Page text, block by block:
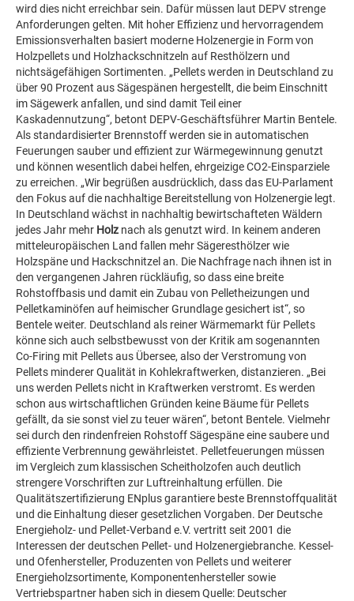
wird dies nicht erreichbar sein. Dafür müssen laut DEPV strenge
Anforderungen gelten. Mit hoher Effizienz und hervorragendem
Emissionsverhalten basiert moderne Holzenergie in Form von
Holzpellets und Holzhackschnitzeln auf Resthölzern und
nichtsägefähigen Sortimenten. „Pellets werden in Deutschland zu
über 90 Prozent aus Sägespänen hergestellt, die beim Einschnitt
im Sägewerk anfallen, und sind damit Teil einer
Kaskadennutzung“, betont DEPV-Geschäftsführer Martin Bentele.
Als standardisierter Brennstoff werden sie in automatischen
Feuerungen sauber und effizient zur Wärmegewinnung genutzt
und können wesentlich dabei helfen, ehrgeizige CO2-Einsparziele
zu erreichen. „Wir begrüßen ausdrücklich, dass das EU-Parlament
den Fokus auf die nachhaltige Bereitstellung von Holzenergie legt.
In Deutschland wächst in nachhaltig bewirtschafteten Wäldern
jedes Jahr mehr Holz nach als genutzt wird. In keinem anderen
mitteleuropäischen Land fallen mehr Sägeresthölzer wie
Holzspäne und Hackschnitzel an. Die Nachfrage nach ihnen ist in
den vergangenen Jahren rückläufig, so dass eine breite
Rohstoffbasis und damit ein Zubau von Pelletheizungen und
Pelletkaminöfen auf heimischer Grundlage gesichert ist“, so
Bentele weiter. Deutschland als reiner Wärmemarkt für Pellets
könne sich auch selbstbewusst von der Kritik am sogenannten
Co-Firing mit Pellets aus Übersee, also der Verstromung von
Pellets minderer Qualität in Kohlekraftwerken, distanzieren. „Bei
uns werden Pellets nicht in Kraftwerken verstromt. Es werden
schon aus wirtschaftlichen Gründen keine Bäume für Pellets
gefällt, da sie sonst viel zu teuer wären“, betont Bentele. Vielmehr
sei durch den rindenfreien Rohstoff Sägespäne eine saubere und
effiziente Verbrennung gewährleistet. Pelletfeuerungen müssen
im Vergleich zum klassischen Scheitholzofen auch deutlich
strengere Vorschriften zur Luftreinhaltung erfüllen. Die
Qualitätszertifizierung ENplus garantiere beste Brennstoffqualität
und die Einhaltung dieser gesetzlichen Vorgaben. Der Deutsche
Energieholz- und Pellet-Verband e.V. vertritt seit 2001 die
Interessen der deutschen Pellet- und Holzenergiebranche. Kessel-
und Ofenhersteller, Produzenten von Pellets und weiterer
Energieholzsortimente, Komponentenhersteller sowie
Vertriebspartner haben sich in diesem Quelle: Deutscher